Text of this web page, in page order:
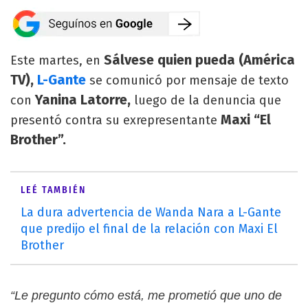
Este martes, en Sálvese quien pueda (América
TV), L-Gante se comunicó por mensaje de texto
con Yanina Latorre, luego de la denuncia que
presentó contra su exrepresentante Maxi “El
Brother”.
LEÉ TAMBIÉN
La dura advertencia de Wanda Nara a L-Gante
que predijo el final de la relación con Maxi El
Brother
“Le pregunto cómo está, me prometió que uno de